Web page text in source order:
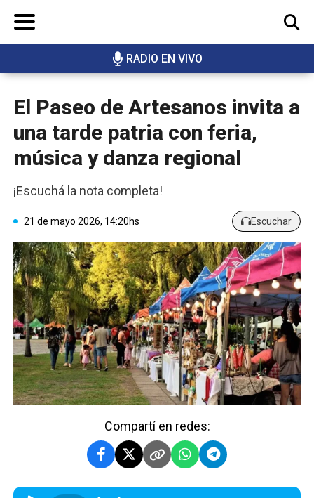
RADIO EN VIVO
BUSCAR
El Paseo de Artesanos invita a
una tarde patria con feria,
música y danza regional
¡Escuchá la nota completa!
21 de mayo 2026, 14:20hs Escuchar
Compartí en redes: